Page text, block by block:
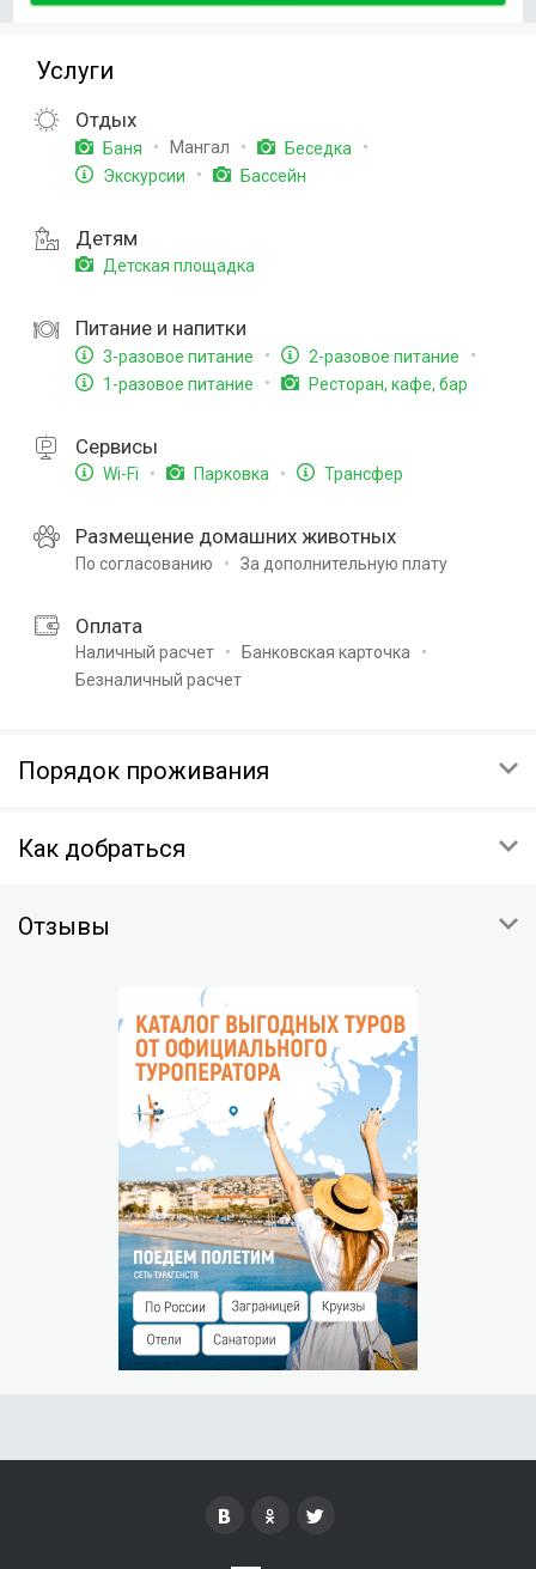
Услуги
Отдых
Баня Мангал
Беседка
Экскурсии
Бассейн
Детям
Детская площадка
Питание и напитки
3-разовое питание
2-разовое питание
1-разовое питание
Ресторан, кафе, бар
Сервисы
Wi-Fi Парковка Трансфер
Размещение домашних животных
По согласованию За дополнительную плату
Оплата
Наличный расчет
Банковская карточка
Безналичный расчет
Порядок проживания
Условия отмены будут указаны при подтверждении
Незаездом считается прибытие гостя после 00:00 часов
ОСОБЫЕ УСЛОВИЯ
В период с 1 июля по 30 сентября возможно
проживание не менее 3 суток.
Ранний заезд и поздний выезд оплачиваются
дополнительно в размере 50% от суточной стоимости.
Как добраться
Скопировать координаты:
Отзывы